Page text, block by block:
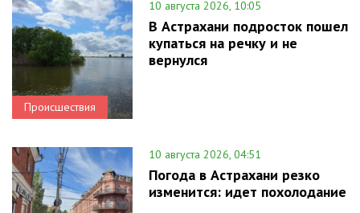
Происшествия
10 августа 2026, 10:05
В Астрахани подросток пошел
купаться на речку и не
вернулся
10 августа 2026, 04:51
Погода в Астрахани резко
изменится: идет похолодание